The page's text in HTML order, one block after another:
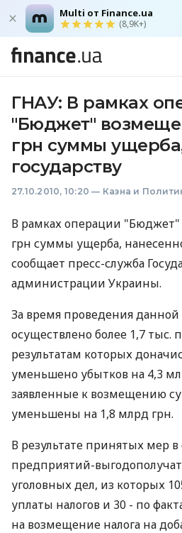
Multi от Finance.ua
(8,9K+)
ГНАУ: В рамках
"Бюджет"
грн суммы
государству
27.10.2010, 10:20 — Казна и
В рамках операции
грн суммы ущерба,
сообщает пресс-служба
администрации Украины.
За время проведения
осуществлено более 1,7 тыс.
результатам которых
уменьшено убытков на 4,3
заявленные к возмещению
уменьшены на 1,8 млрд грн.
В результате принятых мер
предприятий-
уголовных дел, из которых
уплаты налогов и 30 - по
на возмещение налога на